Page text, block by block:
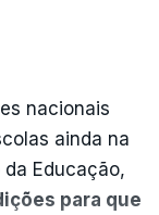
nacionais
ainda na
Educação,
para que